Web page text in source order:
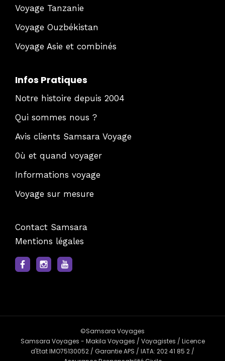
Voyage Tanzanie
Voyage Ouzbékistan
Voyage Asie et combinés
Infos Pratiques
Notre histoire depuis 2004
Qui sommes nous ?
Avis clients Samsara Voyage
0ù et quand voyager
Informations voyage
Voyage sur mesure
Contact Samsara
Mentions légales
©Samsara Voyages
Samsara Voyages - Makila Voyages / Voyagistes / Licence
d'Etat IMO75130052 / Garantie APS / IATA: 202 41 85 2 /